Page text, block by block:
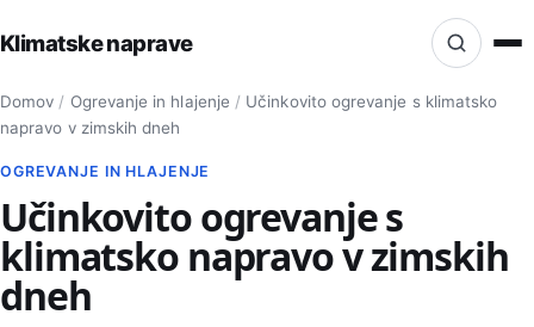
Klimatske naprave
Iskanje po strani
Domov / Ogrevanje in hlajenje / Učinkovito ogrevanje s klimatsko
napravo v zimskih dneh
OGREVANJE IN HLAJENJE
Učinkovito ogrevanje s
klimatsko napravo v zimskih
dneh